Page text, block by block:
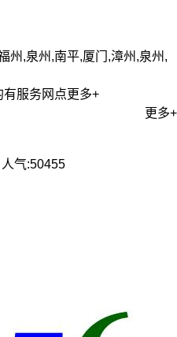
州,泉州,南平,厦门,漳州,泉州,
有服务网点更多+
更多+
人气:50455